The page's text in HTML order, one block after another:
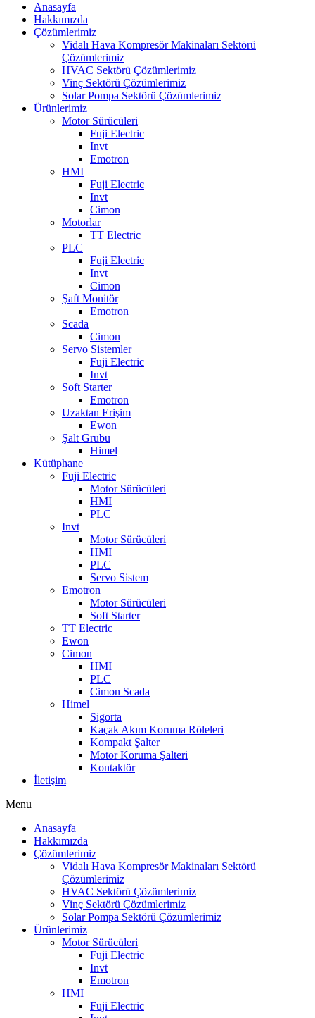
Anasayfa
Hakkımızda
Çözümlerimiz
Vidalı Hava Kompresör Makinaları Sektörü
Çözümlerimiz
HVAC Sektörü Çözümlerimiz
Vinç Sektörü Çözümlerimiz
Solar Pompa Sektörü Çözümlerimiz
Ürünlerimiz
Motor Sürücüleri
Fuji Electric
Invt
Emotron
HMI
Fuji Electric
Invt
Cimon
Motorlar
TT Electric
PLC
Fuji Electric
Invt
Cimon
Şaft Monitör
Emotron
Scada
Cimon
Servo Sistemler
Fuji Electric
Invt
Soft Starter
Emotron
Uzaktan Erişim
Ewon
Şalt Grubu
Himel
Kütüphane
Fuji Electric
Motor Sürücüleri
HMI
PLC
Invt
Motor Sürücüleri
HMI
PLC
Servo Sistem
Emotron
Motor Sürücüleri
Soft Starter
TT Electric
Ewon
Cimon
HMI
PLC
Cimon Scada
Himel
Sigorta
Kaçak Akım Koruma Röleleri
Kompakt Şalter
Motor Koruma Şalteri
Kontaktör
İletişim
Menu
Anasayfa
Hakkımızda
Çözümlerimiz
Vidalı Hava Kompresör Makinaları Sektörü
Çözümlerimiz
HVAC Sektörü Çözümlerimiz
Vinç Sektörü Çözümlerimiz
Solar Pompa Sektörü Çözümlerimiz
Ürünlerimiz
Motor Sürücüleri
Fuji Electric
Invt
Emotron
HMI
Fuji Electric